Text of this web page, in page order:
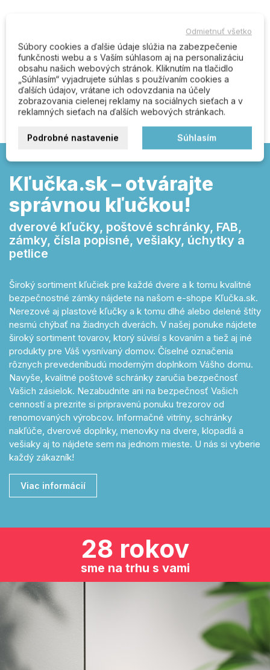
Buďte prvý kto napíše recenziu
Kľučka.sk – otvárajte
správnou kľučkou!
dverové kľučky, poštové schránky, FAB,
zámky, čísla popisné, vešiaky, úchytky a
petlice
Široký sortiment kľučiek pre každé dvere a k tomu kvalitné
bezpečnostné zámky nájdete na našom e-shope Kľučka.sk.
Nerezové aj plastové kľučky a k tomu dlhé alebo delené štíty
nesmú chýbať na žiadnych dverách. V našej ponuke nájdete
široký sortiment tovarov, ktorý súvisí s kovaním a tiež aj iné
produkty pre Váš vysnívaný domov. Číselné označenia
rôznych prevedeníbudú moderným doplnkom Vášho domu.
Navyše, kvalitné poštové schránky zaručia bezpečnosť
Vašich zásielok. Nezabudnite ani na bezpečnosť Vašich
cenností a prezrite si pripravenú ponuku trezorov od
renomovaných výrobcov. Informačné vitríny, schránky
nakľúče, dverové doplnky, menovky na dvere, klopadlá a
vešiaky aj to nájdete sem na jednom mieste. U nás si vyberie
každý zákazník!
Viac informácií
28 rokov
sme na trhu s vami
Odmietnuť všetko
Súbory cookies a ďalšie údaje slúžia na zabezpečenie
funkčnosti webu a s Vaším súhlasom aj na personalizáciu
obsahu našich webových stránok. Kliknutím na tlačidlo
„Súhlasím“ vyjadrujete súhlas s používaním cookies a
ďalších údajov, vrátane ich odovzdania na účely
zobrazovania cielenej reklamy na sociálnych sieťach a v
reklamných sieťach na ďalších webových stránkach.
Podrobné nastavenie Súhlasím